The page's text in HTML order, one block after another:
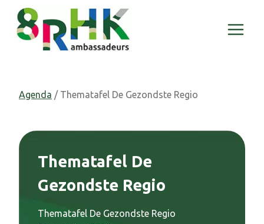
Doorgaan
naar
inhoud
Agenda / Thematafel De Gezondste Regio
Thematafel De
Gezondste Regio
Thematafel De Gezondste Regio